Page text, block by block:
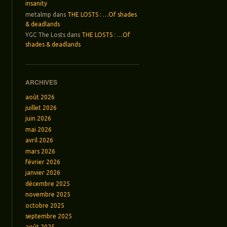
insanity
metalmp dans THE LOSTS : …Of shades
& deadlands
YGC The Losts dans THE LOSTS : …Of
shades & deadlands
ARCHIVES
août 2026
juillet 2026
juin 2026
mai 2026
avril 2026
mars 2026
février 2026
janvier 2026
décembre 2025
novembre 2025
octobre 2025
septembre 2025